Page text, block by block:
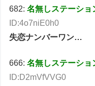
682:名無しステーショ
ID:4o7niE0h0
失恋ナンバーワン…
666:名無しステーショ
ID:D2mVfVVG0